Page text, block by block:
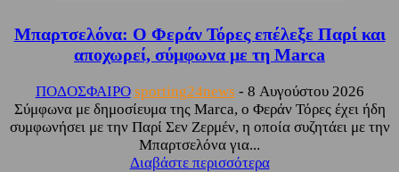
Μπαρτσελόνα: Ο Φεράν Τόρες επέλεξε Παρί και
αποχωρεί, σύμφωνα με τη Marca
ΠΟΔΟΣΦΑΙΡΟ sporting24news - 8 Αυγούστου 2026
Σύμφωνα με δημοσίευμα της Marca, ο Φεράν Τόρες έχει ήδη
συμφωνήσει με την Παρί Σεν Ζερμέν, η οποία συζητάει με την
Μπαρτσελόνα για...
Διαβάστε περισσότερα